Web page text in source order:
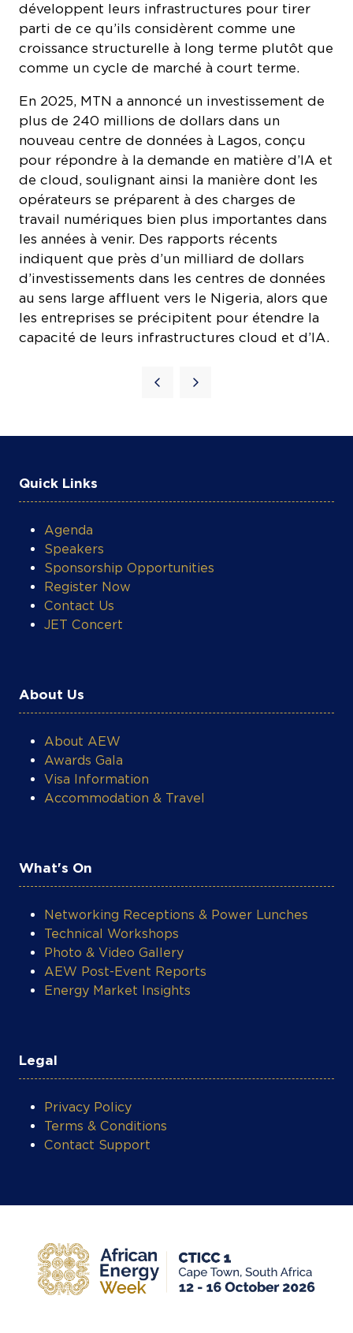
développent leurs infrastructures pour tirer
parti de ce qu’ils considèrent comme une
croissance structurelle à long terme plutôt que
comme un cycle de marché à court terme.
En 2025, MTN a annoncé un investissement de
plus de 240 millions de dollars dans un
nouveau centre de données à Lagos, conçu
pour répondre à la demande en matière d’IA et
de cloud, soulignant ainsi la manière dont les
opérateurs se préparent à des charges de
travail numériques bien plus importantes dans
les années à venir. Des rapports récents
indiquent que près d’un milliard de dollars
d’investissements dans les centres de données
au sens large affluent vers le Nigeria, alors que
les entreprises se précipitent pour étendre la
capacité de leurs infrastructures cloud et d’IA.
Quick Links
Agenda
Speakers
Sponsorship Opportunities
Register Now
Contact Us
JET Concert
About Us
About AEW
Awards Gala
Visa Information
Accommodation & Travel
What's On
Networking Receptions & Power Lunches
Technical Workshops
Photo & Video Gallery
AEW Post-Event Reports
Energy Market Insights
Legal
Privacy Policy
Terms & Conditions
Contact Support
COOKIE SETTINGS